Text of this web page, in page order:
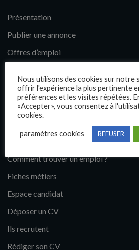
Présentation
Publier une annonce
Offres d’emploi
Blog
Contact
Candidats
Comment trouver un emploi ?
Fiches métiers
Espace candidat
Déposer un CV
Ils recrutent
Rédiger son CV
Nous utilisons des cookies sur notre
offrir l'expérience la plus pertinente
préférences et les visites répétées.
«Accepter», vous consentez à
cookies.
paramètres cookies REFUSER